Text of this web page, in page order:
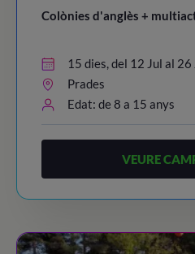
Colònies d'anglès +
15 dies, del 12 Jul al 26
Prades
Edat: de 8 a 15 anys
VEURE